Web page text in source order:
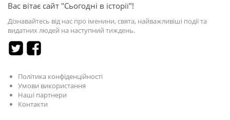
Вас вітає сайт "Сьогодні в історії"!
Дізнавайтесь від нас про іменини, свята, найважливіші події та
видатних людей на наступний тиждень.
Політика конфіденційності
Умови використання
Наші партнери
Контакти